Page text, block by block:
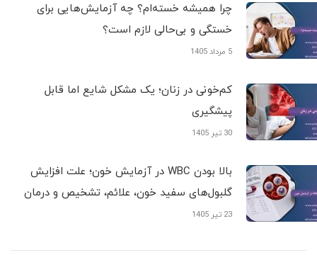
چرا همیشه خسته‌ام؟ چه آزمایش‌هایی برای
خستگی و بی‌حالی لازم است؟
5 مرداد 1405
کم‌خونی در زنان؛ یک مشکل شایع اما قابل
پیشگیری
30 تیر 1405
بالا بودن WBC در آزمایش خون؛ علت افزایش
گلبول‌های سفید خون، علائم، تشخیص و درمان
23 تیر 1405